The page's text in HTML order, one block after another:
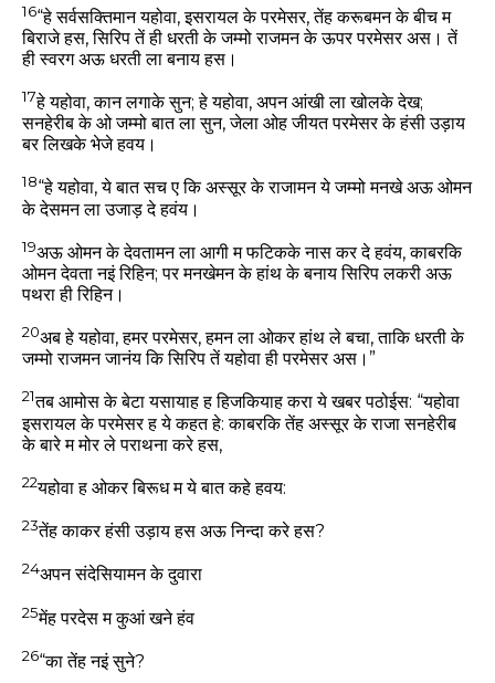
16“हे सर्वसक्तिमान यहोवा, इसरायल के परमेसर, तेंह करूबमन के बीच म
बिराजे हस, सिरिप तें ही धरती के जम्मो राजमन के ऊपर परमेसर अस। तें
ही स्वरग अऊ धरती ला बनाय हस।
17हे यहोवा, कान लगाके सुन; हे यहोवा, अपन आंखी ला खोलके देख;
सनहेरीब के ओ जम्मो बात ला सुन, जेला ओह जीयत परमेसर के हंसी उड़ाय
बर लिखके भेजे हवय।
18“हे यहोवा, ये बात सच ए कि अस्सूर के राजामन ये जम्मो मनखे अऊ ओमन
के देसमन ला उजाड़ दे हवंय।
19अऊ ओमन के देवतामन ला आगी म फटिकके नास कर दे हवंय, काबरकि
ओमन देवता नइं रिहिन; पर मनखेमन के हांथ के बनाय सिरिप लकरी अऊ
पथरा ही रिहिन।
20अब हे यहोवा, हमर परमेसर, हमन ला ओकर हांथ ले बचा, ताकि धरती के
जम्मो राजमन जानंय कि सिरिप तें यहोवा ही परमेसर अस।”
21तब आमोस के बेटा यसायाह ह हिजकियाह करा ये खबर पठोईस: “यहोवा
इसरायल के परमेसर ह ये कहत हे: काबरकि तेंह अस्सूर के राजा सनहेरीब
के बारे म मोर ले पराथना करे हस,
22यहोवा ह ओकर बिरूध म ये बात कहे हवय:
23तेंह काकर हंसी उड़ाय हस अऊ निन्दा करे हस?
24अपन संदेसियामन के दुवारा
25मेंह परदेस म कुआं खने हंव
26“का तेंह नइं सुने?